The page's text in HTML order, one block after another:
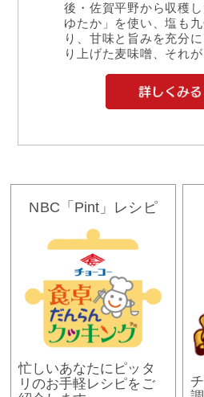
後・佐賀平野から収穫し
ゆたか」を使い、塩も
り、甘味と旨みを充分
り上げた麦味噌、それが
NBC「Pint」レシピ
忙しいあなたにピッタ
リのお手軽レシピをご